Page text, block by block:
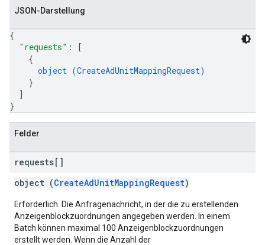
JSON-Darstellung
{
"requests" :
[
{
object (CreateAdUnitMappingRequest)
}
]
}
Felder
requests[]
object (CreateAdUnitMappingRequest)
Erforderlich. Die Anfragenachricht, in der die zu erstellenden
Anzeigenblockzuordnungen angegeben werden. In einem
Batch können maximal 100 Anzeigenblockzuordnungen
erstellt werden. Wenn die Anzahl der